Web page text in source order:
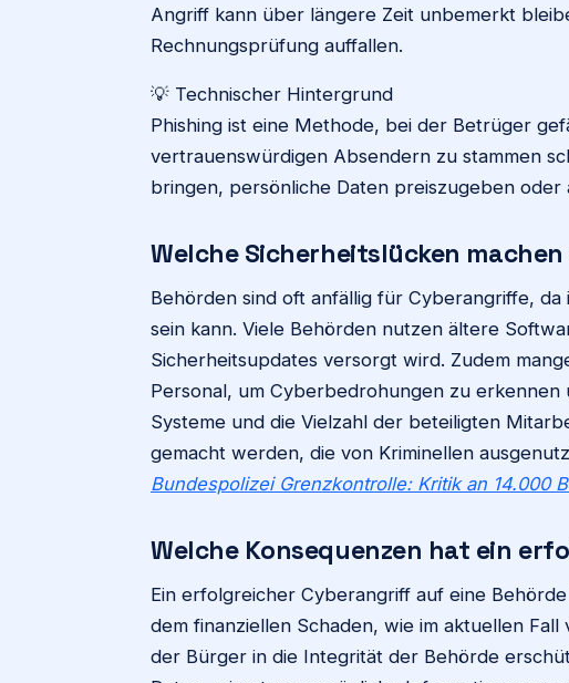
Angriff kann über längere Zeit unbemerkt
Rechnungsprüfung auffallen.
💡 Technischer Hintergrund
Phishing ist eine Methode, bei der Betrüger
vertrauenswürdigen Absendern zu stammen
bringen, persönliche Daten preiszugeben oder
Welche Sicherheitslücken
Behörden sind oft anfällig für Cyberangriffe,
sein kann. Viele Behörden nutzen ältere
Sicherheitsupdates versorgt wird. Zudem
Personal, um Cyberbedrohungen zu
Systeme und die Vielzahl der beteiligten
gemacht werden, die von Kriminellen
Bundespolizei Grenzkontrolle: Kritik an 14.000
Welche Konsequenzen hat ein
Ein erfolgreicher Cyberangriff auf eine
dem finanziellen Schaden, wie im aktuellen
der Bürger in die Integrität der Behörde